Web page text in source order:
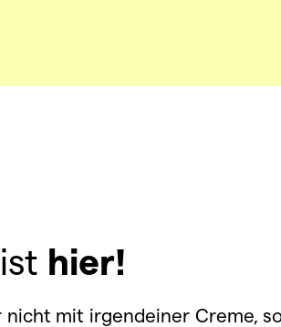
ist hier!
mit irgendeiner Creme,